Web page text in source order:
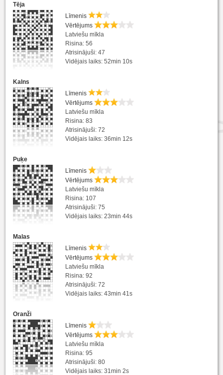
Tēja
Līmenis
Vērtējums
Latviešu mīkla
Risina: 56
Atrisinājuši: 47
Vidējais laiks: 52min 10s
Kalns
Līmenis
Vērtējums
Latviešu mīkla
Risina: 83
Atrisinājuši: 72
Vidējais laiks: 36min 12s
Puķe
Līmenis
Vērtējums
Latviešu mīkla
Risina: 107
Atrisinājuši: 75
Vidējais laiks: 23min 44s
Malas
Līmenis
Vērtējums
Latviešu mīkla
Risina: 92
Atrisinājuši: 72
Vidējais laiks: 43min 41s
Oranži
Līmenis
Vērtējums
Latviešu mīkla
Risina: 95
Atrisinājuši: 80
Vidējais laiks: 31min 2s